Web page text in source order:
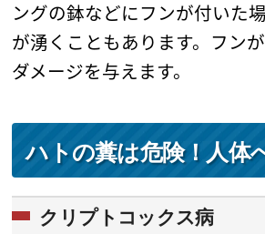
ングの鉢などにフンが付いた
が湧くこともあります。フン
ダメージを与えます。
ハトの糞は危険！人体
クリプトコックス病